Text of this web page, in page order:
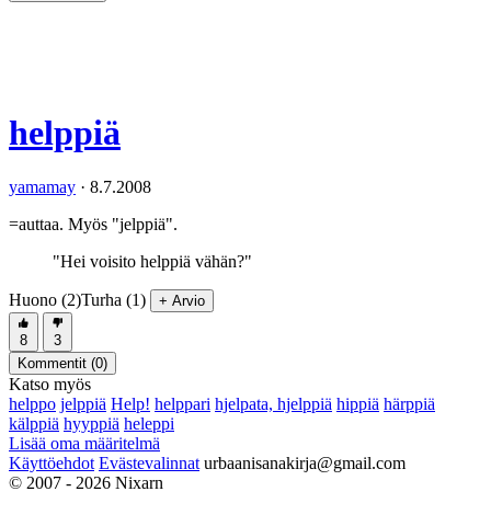
helppiä
yamamay · 8.7.2008
=auttaa. Myös "jelppiä".
"Hei voisito helppiä vähän?"
Huono (2)Turha (1) + Arvio
8
3
Kommentit (0)
Katso myös
helppo jelppiä Help! helppari hjelpata, hjelppiä hippiä härppiä
kälppiä hyyppiä heleppi
Lisää oma määritelmä
Käyttöehdot Evästevalinnat urbaanisanakirja@gmail.com
© 2007 - 2026 Nixarn